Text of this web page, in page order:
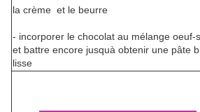
la crème et le beurre
- incorporer le chocolat au mélange oeuf-
et battre encore jusquà obtenir une pâte
lisse